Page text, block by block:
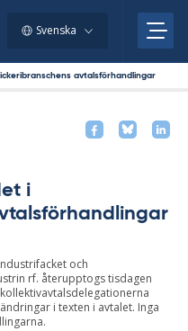
Svenska
avtalsförhandlingar
i
och
rf. återupptogs tisdagen
i texten i avtalet. Inga